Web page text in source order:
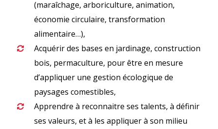
(maraîchage, arboriculture, animation,
économie circulaire, transformation
alimentaire…),
Acquérir des bases en jardinage, construction
bois, permaculture, pour être en mesure
d’appliquer une gestion écologique de
paysages comestibles,
Apprendre à reconnaitre ses talents, à définir
ses valeurs, et à les appliquer à son milieu